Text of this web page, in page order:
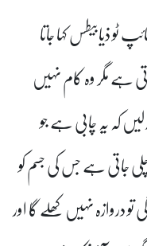
ذیابیطس کہا جاتا
ہے مگر وہ کام نہیں
کہ یہ چابی ہے جو
جاتی ہے جس کی جسم کو
دروازہ نہیں کھلے گا اور